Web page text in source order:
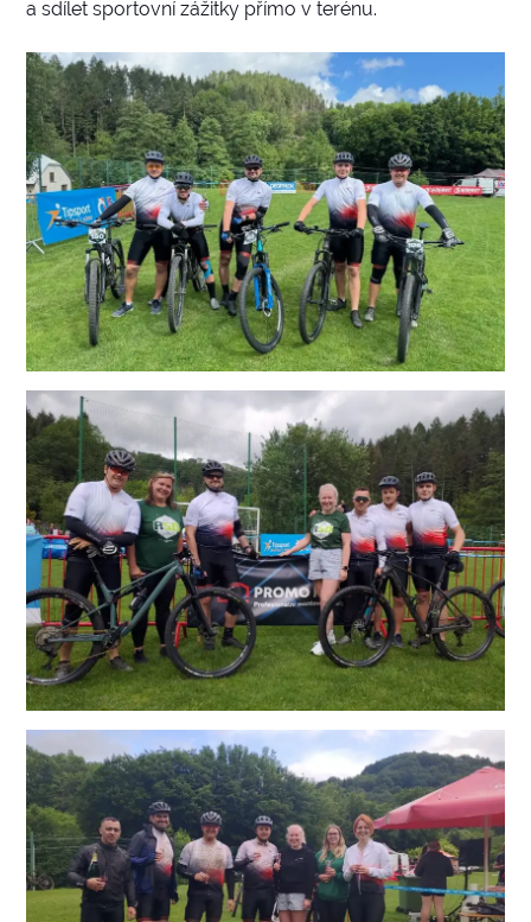
a sdílet sportovní zážitky přímo v terénu.